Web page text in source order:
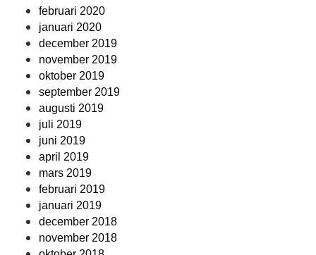
februari 2020
januari 2020
december 2019
november 2019
oktober 2019
september 2019
augusti 2019
juli 2019
juni 2019
april 2019
mars 2019
februari 2019
januari 2019
december 2018
november 2018